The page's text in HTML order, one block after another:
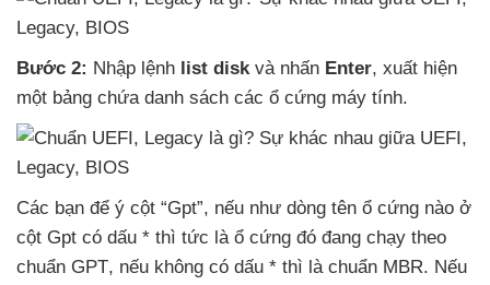
Bước 2: Nhập lệnh list disk và nhấn Enter, xuất hiện
một bảng chứa danh sách các ổ cứng máy tính.
Các bạn để ý cột “Gpt”, nếu như dòng tên ổ cứng nào ở
cột Gpt có dấu * thì tức là ổ cứng đó đang chạy theo
chuẩn GPT, nếu không có dấu * thì là chuẩn MBR. Nếu